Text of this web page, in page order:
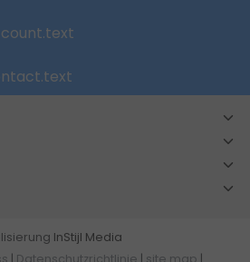
InStijl Media